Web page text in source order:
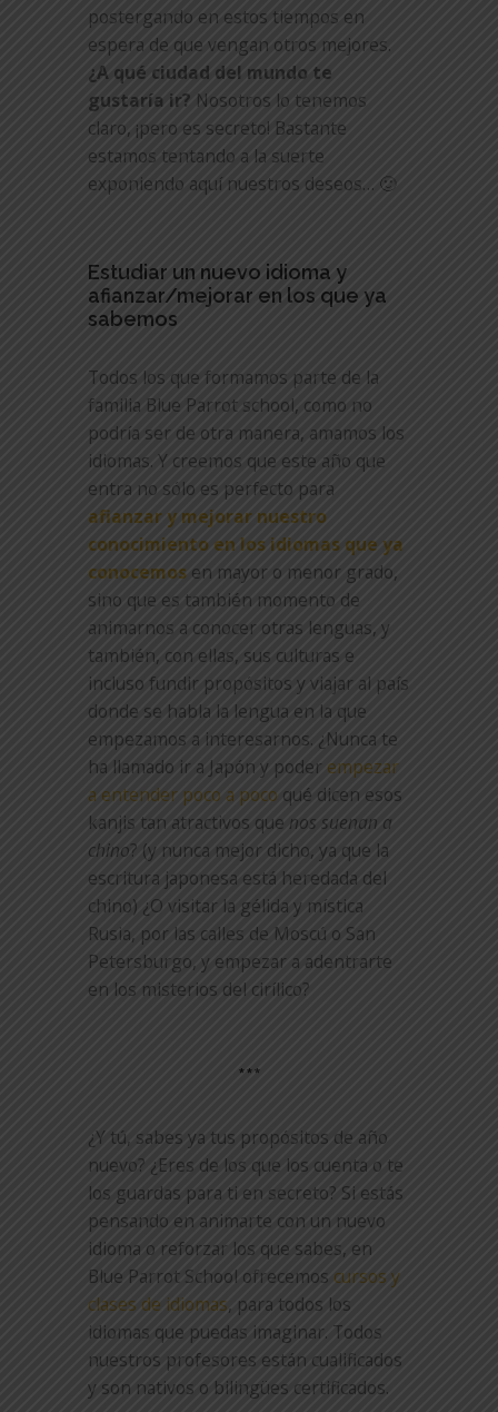
postergando en estos tiempos en
espera de que vengan otros mejores.
¿A qué ciudad del mundo te
gustaría ir? Nosotros lo tenemos
claro, ¡pero es secreto! Bastante
estamos tentando a la suerte
exponiendo aquí nuestros deseos… 🙂
Estudiar un nuevo idioma y
afianzar/mejorar en los que ya
sabemos
Todos los que formamos parte de la
familia Blue Parrot school, como no
podría ser de otra manera, amamos los
idiomas. Y creemos que este año que
entra no sólo es perfecto para
afianzar y mejorar nuestro
conocimiento en los idiomas que ya
conocemos en mayor o menor grado,
sino que es también momento de
animarnos a conocer otras lenguas, y
también, con ellas, sus culturas e
incluso fundir propósitos y viajar al país
donde se habla la lengua en la que
empezamos a interesarnos. ¿Nunca te
ha llamado ir a Japón y poder empezar
a entender poco a poco qué dicen esos
kanjis tan atractivos que nos suenan a
chino? (y nunca mejor dicho, ya que la
escritura japonesa está heredada del
chino) ¿O visitar la gélida y mística
Rusia, por las calles de Moscú o San
Petersburgo, y empezar a adentrarte
en los misterios del cirílico?
***
¿Y tú, sabes ya tus propósitos de año
nuevo? ¿Eres de los que los cuenta o te
los guardas para ti en secreto? Si estás
pensando en animarte con un nuevo
idioma o reforzar los que sabes, en
Blue Parrot School ofrecemos cursos y
clases de idiomas, para todos los
idiomas que puedas imaginar. Todos
nuestros profesores están cualificados
y son nativos o bilingües certificados.